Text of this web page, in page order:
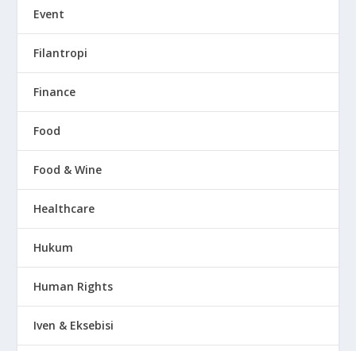
Event
Filantropi
Finance
Food
Food & Wine
Healthcare
Hukum
Human Rights
Iven & Eksebisi